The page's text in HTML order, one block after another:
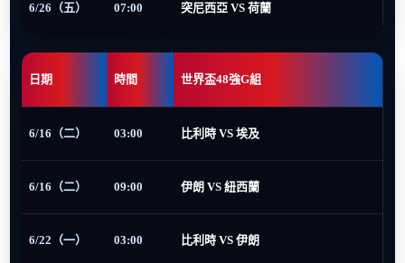
6/26（五） 07:00 突尼西亞 VS 荷蘭
日期 時間 世界盃48強G組
6/16（二） 03:00 比利時 VS 埃及
6/16（二） 09:00 伊朗 VS 紐西蘭
6/22（一） 03:00 比利時 VS 伊朗